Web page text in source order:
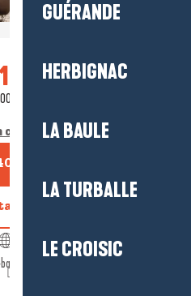
GUÉRANDE
HERBIGNAC
LA BAULE
LA TURBALLE
LE CROISIC
OCTOBRE
à 18:00
calendrier Google
23 92
nous